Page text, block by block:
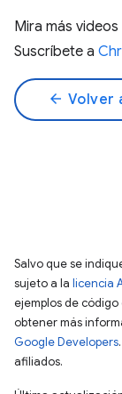
Mira más
Suscríbete a
arrow_back Volver
Salvo que se
sujeto a la licencia
ejemplos de
obtener más
Google Developers
afiliados.